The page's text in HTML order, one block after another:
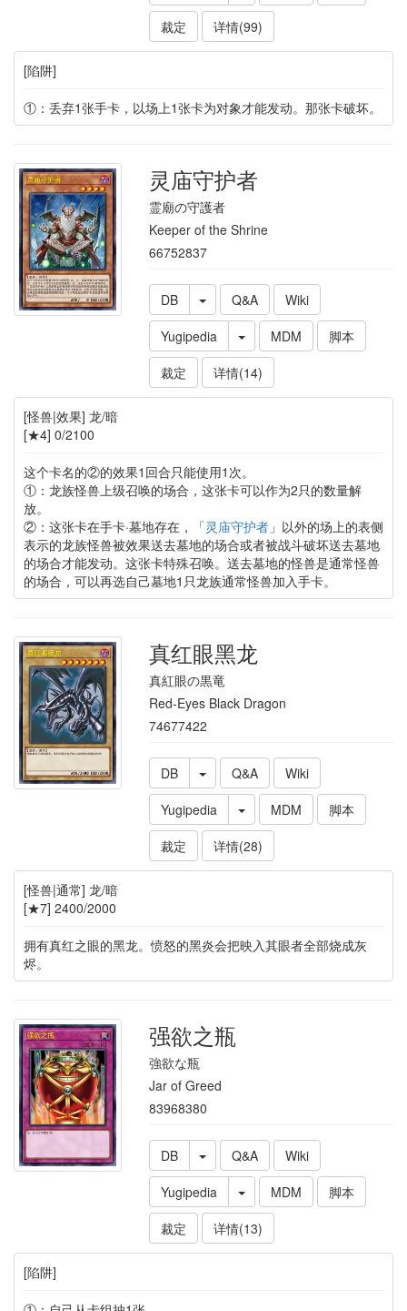
裁定
详情(99)
[陷阱]
①：丢弃1张手卡，以场上1张卡为对象才能发动。那张卡破坏。
灵庙守护者
霊廟の守護者
Keeper of the Shrine
66752837
DB Q&A
Wiki
Yugipedia
MDM
脚本
裁定
详情(14)
[怪兽|效果] 龙/暗
[★4] 0/2100
这个卡名的②的效果1回合只能使用1次。
①：龙族怪兽上级召唤的场合，这张卡可以作为2只的数量解
放。
②：这张卡在手卡·墓地存在，「灵庙守护者」以外的场上的表侧
表示的龙族怪兽被效果送去墓地的场合或者被战斗破坏送去墓地
的场合才能发动。这张卡特殊召唤。送去墓地的怪兽是通常怪兽
的场合，可以再选自己墓地1只龙族通常怪兽加入手卡。
真红眼黑龙
真紅眼の黒竜
Red-Eyes Black Dragon
74677422
DB Q&A
Wiki
Yugipedia
MDM
脚本
裁定
详情(28)
[怪兽|通常] 龙/暗
[★7] 2400/2000
拥有真红之眼的黑龙。愤怒的黑炎会把映入其眼者全部烧成灰
烬。
强欲之瓶
強欲な瓶
Jar of Greed
83968380
DB Q&A
Wiki
Yugipedia
MDM
脚本
裁定
详情(13)
[陷阱]